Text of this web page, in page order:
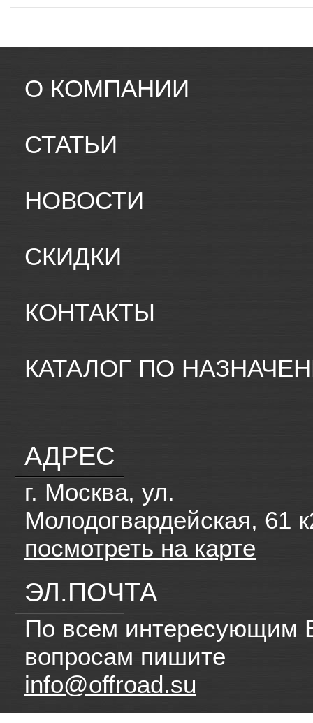
О КОМПАНИИ
СТАТЬИ
НОВОСТИ
СКИДКИ
КОНТАКТЫ
КАТАЛОГ ПО
АДРЕС
г. Москва, ул.
Молодогвардейская, 61
посмотреть на карте
ЭЛ.ПОЧТА
По всем интересующим
вопросам пишите
info@offroad.su